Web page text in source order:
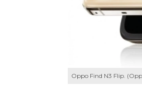
Oppo Find N3 Flip.